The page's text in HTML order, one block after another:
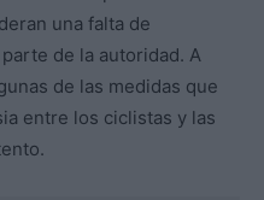
una falta de
de la autoridad. A
de las medidas que
entre los ciclistas y las